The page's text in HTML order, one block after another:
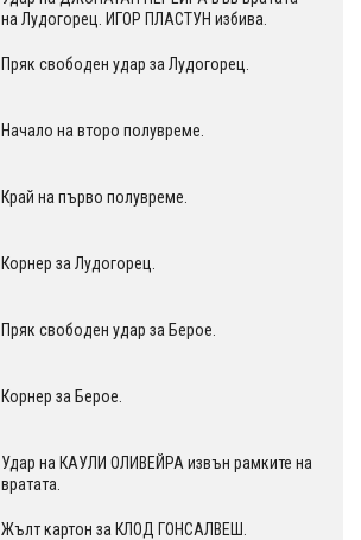
на Лудогорец. ИГОР ПЛАСТУН избива.
Пряк свободен удар за Лудогорец.
Начало на второ полувреме.
Край на първо полувреме.
Корнер за Лудогорец.
Пряк свободен удар за Берое.
Корнер за Берое.
Удар на КАУЛИ ОЛИВЕЙРА извън рамките на
вратата.
Жълт картон за КЛОД ГОНСАЛВЕШ.